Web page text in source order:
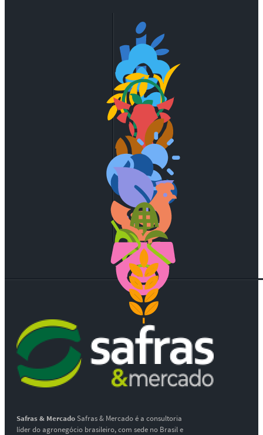
Safras & MercadoSafras & Mercado é a consultoria
líder do agronegócio brasileiro, com sede no Brasil e